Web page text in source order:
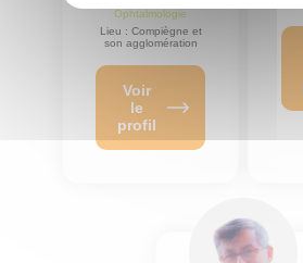
Ophtalmologie
Lieu : Compiègne et
son agglomération
Voir
le
profil